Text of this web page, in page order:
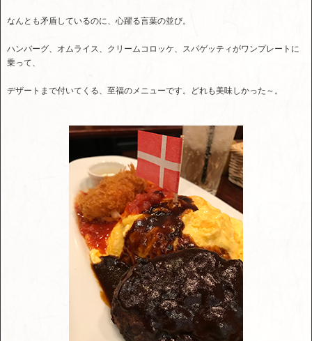
なんとも矛盾しているのに、心躍る言葉の並び。
ハンバーグ、オムライス、クリームコロッケ、スパゲッティがワンプレートに
乗って、
デザートまで付いてくる、至福のメニューです。どれも美味しかった～。